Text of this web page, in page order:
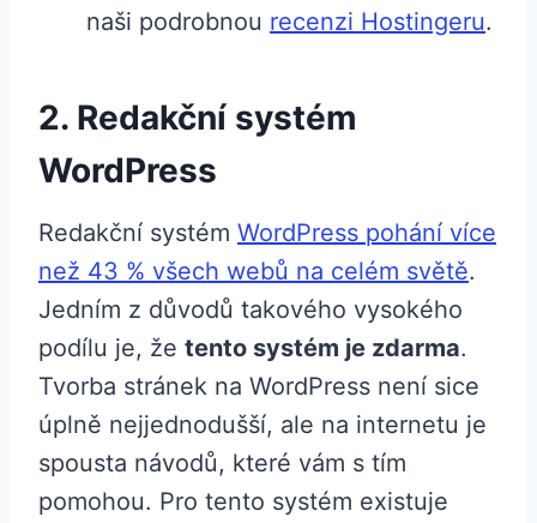
naši podrobnou recenzi Hostingeru.
2. Redakční systém
WordPress
Redakční systém WordPress pohání více
než 43 % všech webů na celém světě.
Jedním z důvodů takového vysokého
podílu je, že tento systém je zdarma.
Tvorba stránek na WordPress není sice
úplně nejjednodušší, ale na internetu je
spousta návodů, které vám s tím
pomohou. Pro tento systém existuje